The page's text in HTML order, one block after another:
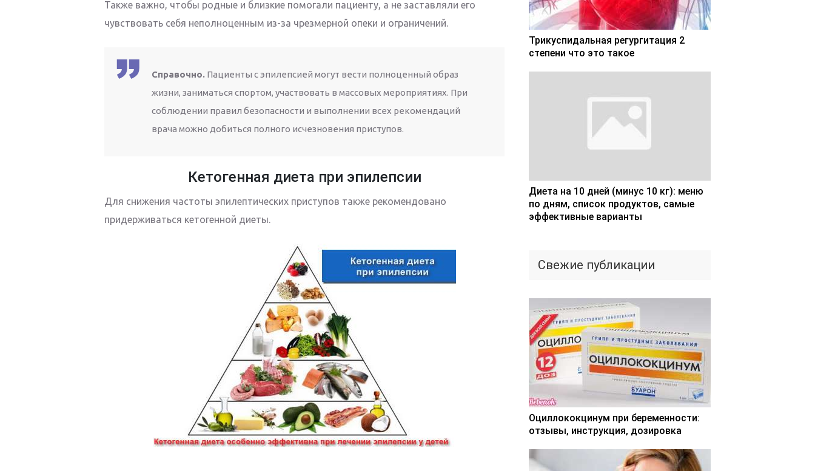
Также важно, чтобы родные и близкие помогали пациенту, а не заставляли его
чувствовать себя неполноценным из-за чрезмерной опеки и ограничений.
Справочно. Пациенты с эпилепсией могут вести полноценный образ
жизни, заниматься спортом, участвовать в массовых мероприятиях. При
соблюдении правил безопасности и выполнении всех рекомендаций
врача можно добиться полного исчезновения приступов.
Кетогенная диета при эпилепсии
Для снижения частоты эпилептических приступов также рекомендовано
придерживаться кетогенной диеты.
Трикуспидальная регургитация 2
степени что это такое
Диета на 10 дней (минус 10 кг): меню
по дням, список продуктов, самые
эффективные варианты
Свежие публикации
Оциллококцинум при беременности:
отзывы, инструкция, дозировка